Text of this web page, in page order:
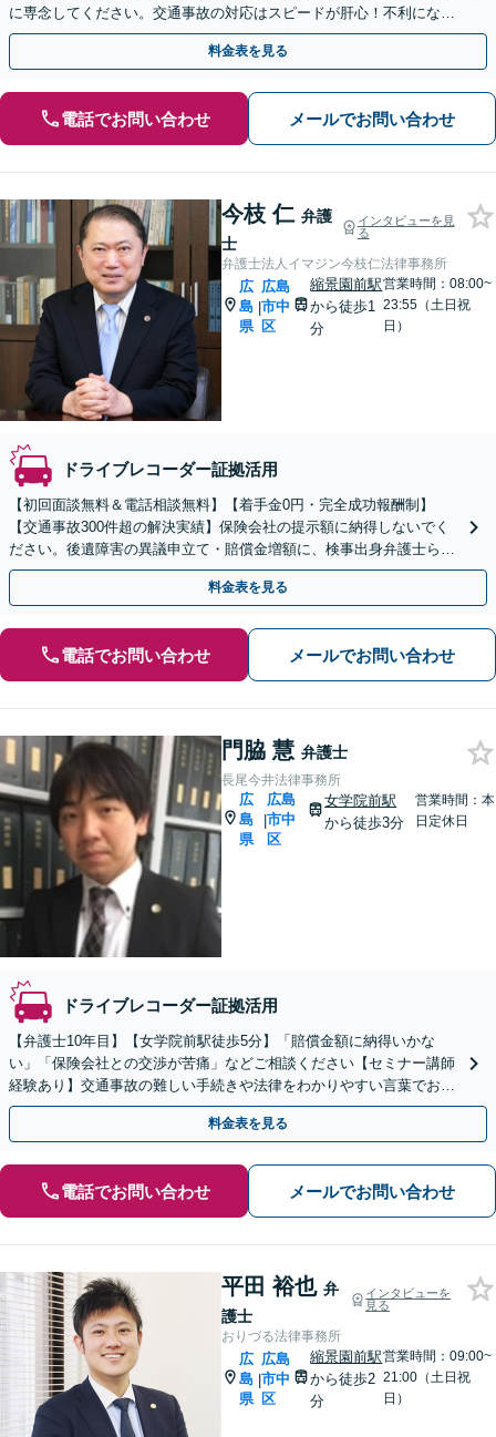
に専念してください。交通事故の対応はスピードが肝心！不利になら
ないよう全力でサポートします。【舟入町駅5分】
料金表を見る
電話でお問い合わせ メールでお問い合わせ
今枝 仁 弁護
士
インタビューを見
る
弁護士法人イマジン今枝仁法律事務所
広
島
県
|
広島
市中
区
縮景園前駅
から徒歩1
分
営業時間：08:00~
23:55（土日祝
日）
ドライブレコーダー証拠活用
【初回面談無料＆電話相談無料】【着手金0円・完全成功報酬制】
【交通事故300件超の解決実績】保険会社の提示額に納得しないでく
ださい。後遺障害の異議申立て・賠償金増額に、検事出身弁護士らが
強気の交渉で挑みます【休日・夜間相談可】
料金表を見る
電話でお問い合わせ メールでお問い合わせ
門脇 慧 弁護士
長尾今井法律事務所
広
島
県
|
広島
市中
区
女学院前駅
から徒歩3分
営業時間：本
日定休日
ドライブレコーダー証拠活用
【弁護士10年目】【女学院前駅徒歩5分】「賠償金額に納得いかな
い」「保険会社との交渉が苦痛」などご相談ください【セミナー講師
経験あり】交通事故の難しい手続きや法律をわかりやすい言葉でお伝
えします。【初回相談無料】【Zoom相談可能】
料金表を見る
電話でお問い合わせ メールでお問い合わせ
平田 裕也 弁
護士
インタビューを
見る
おりづる法律事務所
広
島
県
|
広島
市中
区
縮景園前駅
から徒歩2
分
営業時間：09:00~
21:00（土日祝
日）